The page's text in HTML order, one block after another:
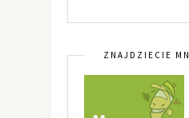
ZNAJDZIECIE